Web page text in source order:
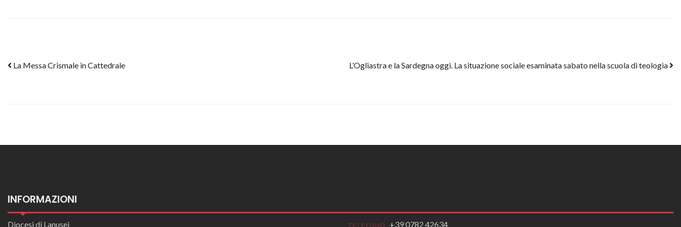
Post navigation
La Messa Crismale in Cattedrale L’Ogliastra e la Sardegna oggi. La situazione sociale esaminata sabato nella scuola di teologia
INFORMAZIONI
Diocesi di Lanusei TELEFONO +39 0782 42634